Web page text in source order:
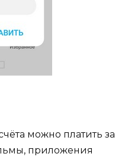
можно платить за
приложения